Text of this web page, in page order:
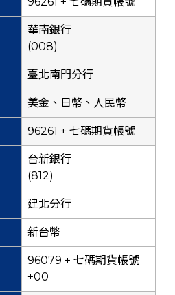
華南銀行
(008)
臺北南門分行
美金、日幣、人民幣
96261 + 七碼期貨帳號
台新銀行
(812)
建北分行
新台幣
96079 + 七碼期貨帳號
+00